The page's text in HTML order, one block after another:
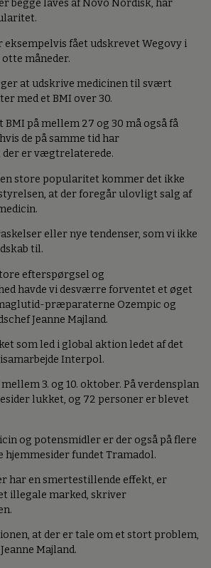
begge laves af Novo Nordisk, har
eksempelvis fået udskrevet Wegovy i
måneder.
at udskrive medicinen til svært
med et BMI over 30.
på mellem 27 og 30 må også få
de på samme tid har
der er vægtrelaterede.
store popularitet kommer det ikke
at der foregår ulovligt salg af
eller nye tendenser, som vi ikke
til.
efterspørgsel og
havde vi desværre forventet et øget
præparaterne Ozempic og
Jeanne Majland.
som led i global aktion ledet af det
Interpol.
3. og 10. oktober. På verdensplan
lukket, og 72 personer er blevet
og potensmidler er der også på flere
hjemmesider fundet Tramadol.
har en smertestillende effekt, er
illegale marked, skriver
at der er tale om et stort problem,
Majland.